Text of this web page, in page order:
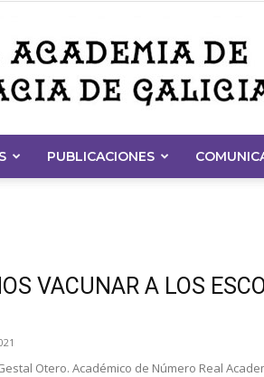
PUBLICACIONES
VACUNAR A LOS
Otero. Académico de Número Real